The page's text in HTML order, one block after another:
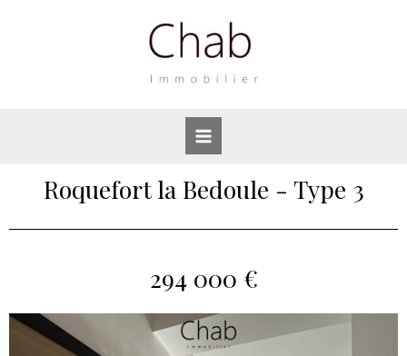
Roquefort la Bedoule - Type 3
294 000 €